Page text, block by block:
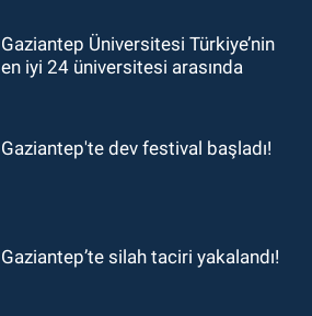
Gaziantep Üniversitesi Türkiye’nin
en iyi 24 üniversitesi arasında
Gaziantep'te dev festival başladı!
Gaziantep’te silah taciri yakalandı!